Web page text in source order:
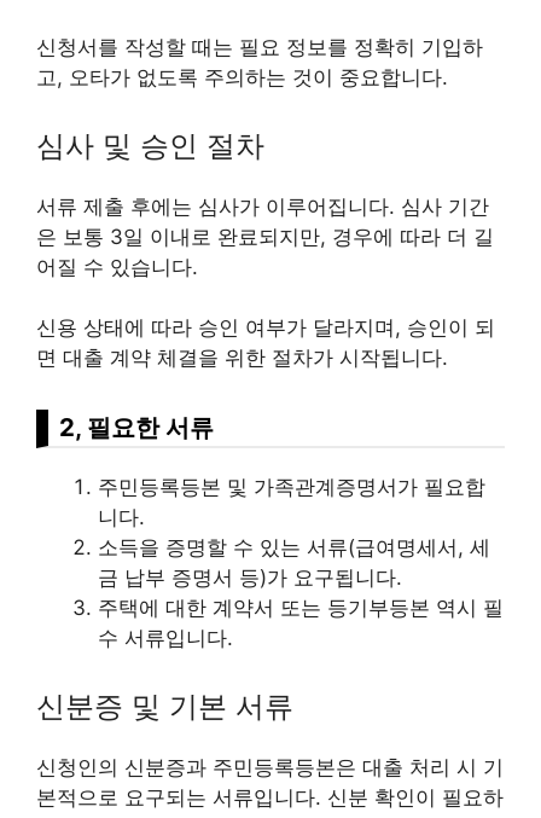
신청서를 작성할 때는 필요 정보를 정확히 기입하
고, 오타가 없도록 주의하는 것이 중요합니다.
심사 및 승인 절차
서류 제출 후에는 심사가 이루어집니다. 심사 기간
은 보통 3일 이내로 완료되지만, 경우에 따라 더 길
어질 수 있습니다.
신용 상태에 따라 승인 여부가 달라지며, 승인이 되
면 대출 계약 체결을 위한 절차가 시작됩니다.
2, 필요한 서류
주민등록등본 및 가족관계증명서가 필요합
니다.
소득을 증명할 수 있는 서류(급여명세서, 세
금 납부 증명서 등)가 요구됩니다.
주택에 대한 계약서 또는 등기부등본 역시 필
수 서류입니다.
신분증 및 기본 서류
신청인의 신분증과 주민등록등본은 대출 처리 시 기
본적으로 요구되는 서류입니다. 신분 확인이 필요하